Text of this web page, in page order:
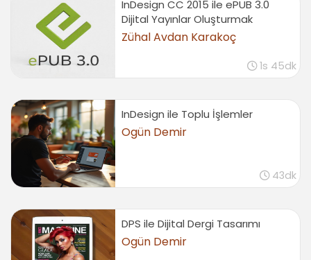
Diğer formatlara export
01:15
Sonuç
InDesign CC 2015 ile ePUB 3.0
Dijital Yayınlar Oluşturmak
Zühal Avdan Karakoç
1s 45dk
InDesign ile Toplu İşlemler
Ogün Demir
43dk
DPS ile Dijital Dergi Tasarımı
Ogün Demir